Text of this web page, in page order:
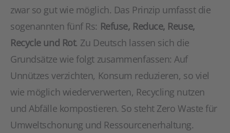
zwar so gut wie möglich. Das Prinzip umfasst die
sogenannten fünf Rs: Refuse, Reduce, Reuse,
Recycle und Rot. Zu Deutsch lassen sich die
Grundsätze wie folgt zusammenfassen: Auf
Unnützes verzichten, Konsum reduzieren, so viel
wie möglich wiederverwerten, Recycling nutzen
und Abfälle kompostieren. So steht Zero Waste für
Umweltschonung und Ressourcenerhaltung.